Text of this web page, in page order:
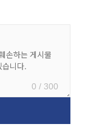
0 / 300